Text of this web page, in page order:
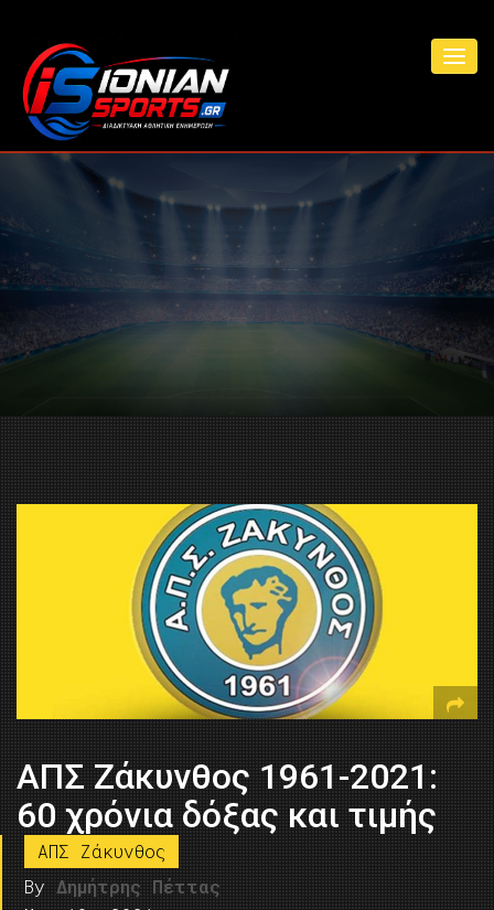
ΑΠΣ Ζάκυνθος 1961-2021:
60 χρόνια δόξας και τιμής
ΑΠΣ Ζάκυνθος
By Δημήτρης Πέττας